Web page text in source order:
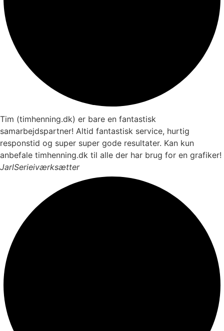
Tim (timhenning.dk) er bare en fantastisk
samarbejdspartner! Altid fantastisk service, hurtig
responstid og super super gode resultater. Kan kun
anbefale timhenning.dk til alle der har brug for en grafiker!
JarlSerieiværksætter